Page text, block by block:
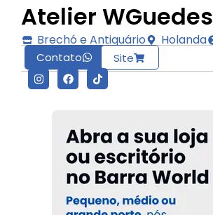
Brechó e Antiquário Holanda
Contato Site
Atelier WGuedes